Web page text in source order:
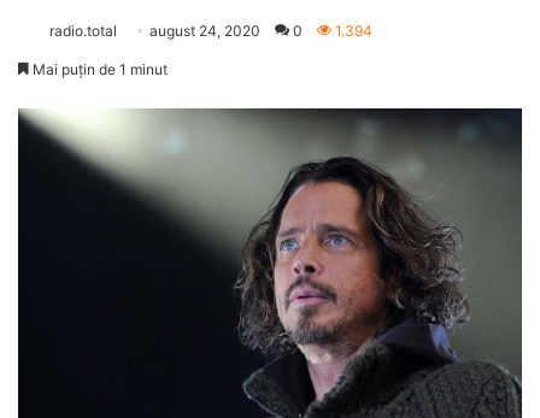
radio.total august 24, 2020 0 1.394
Mai puțin de 1 minut